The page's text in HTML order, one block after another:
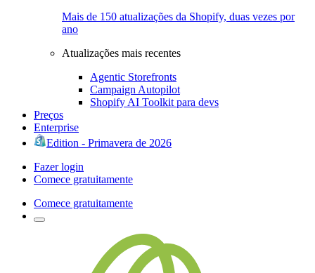
Mais de 150 atualizações da Shopify, duas vezes por
ano
Atualizações mais recentes
Agentic Storefronts
Campaign Autopilot
Shopify AI Toolkit para devs
Preços
Enterprise
Edition - Primavera de 2026
Fazer login
Comece gratuitamente
Comece gratuitamente